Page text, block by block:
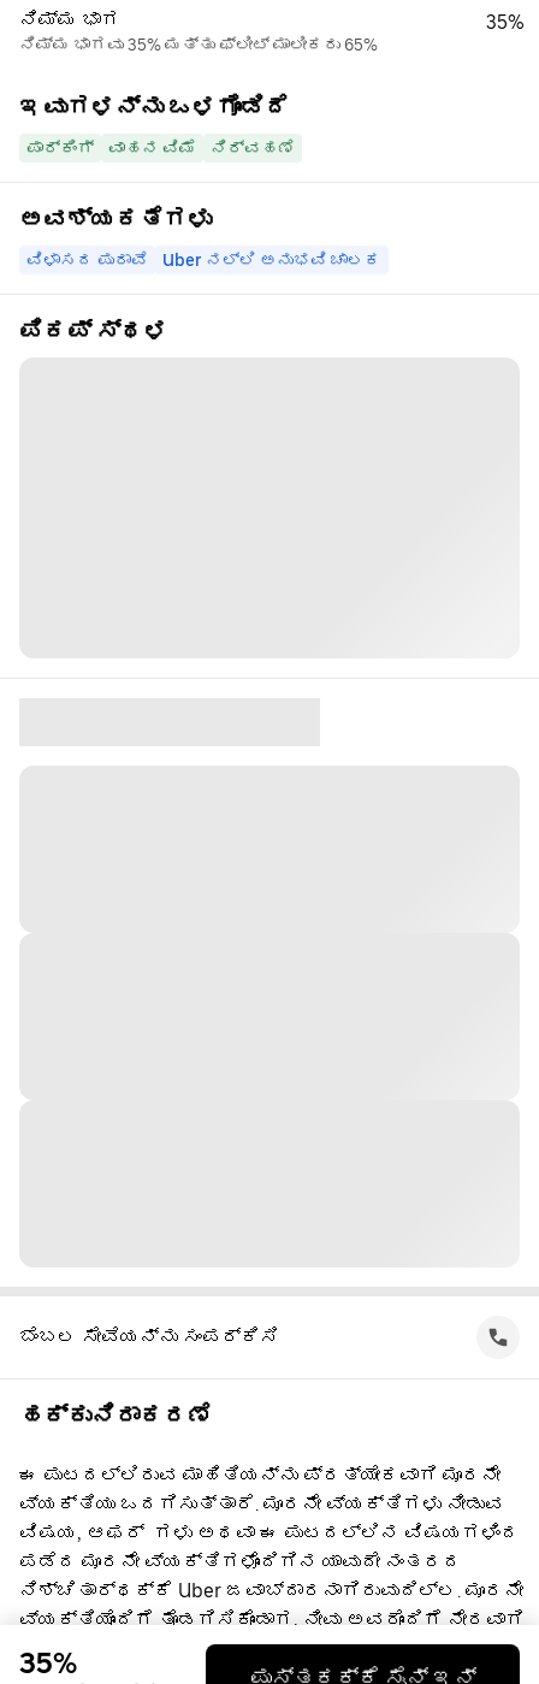
ನಿಮ್ಮ ಭಾಗ
ನಿಮ್ಮ ಭಾಗವು 35% ಮತ್ತು ಫ್ಲೀಟ್ ಮಾಲೀಕರು 65%
35%
ಇವುಗಳನ್ನು ಒಳಗೊಂಡಿದೆ
ಪಾರ್ಕಿಂಗ್ ವಾಹನ ವಿಮೆ ನಿರ್ವಹಣೆ
ಅವಶ್ಯಕತೆಗಳು
ವಿಳಾಸದ ಪುರಾವೆ Uber ನಲ್ಲಿ ಅನುಭವಿ ಚಾಲಕ
ಪಿಕಪ್ ಸ್ಥಳ
ಬೆಂಬಲ ಸೇವೆಯನ್ನು ಸಂಪರ್ಕಿಸಿ
ಹಕ್ಕುನಿರಾಕರಣೆ
ಈ ಪುಟದಲ್ಲಿರುವ ಮಾಹಿತಿಯನ್ನು ಪ್ರತ್ಯೇಕವಾಗಿ ಮೂರನೇ
ವ್ಯಕ್ತಿಯು ಒದಗಿಸುತ್ತಾರೆ. ಮೂರನೇ ವ್ಯಕ್ತಿಗಳು ನೀಡುವ
ವಿಷಯ, ಆಫರ್ ‌ ಗಳು ಅಥವಾ ಈ ಪುಟದಲ್ಲಿನ ವಿಷಯಗಳಿಂದ
ಪಡೆದ ಮೂರನೇ ವ್ಯಕ್ತಿಗಳೊಂದಿಗಿನ ಯಾವುದೇ ನಂತರದ
ನಿಶ್ಚಿತಾರ್ಥಕ್ಕೆ Uber ಜವಾಬ್ದಾರನಾಗಿರುವುದಿಲ್ಲ. ಮೂರನೇ
ವ್ಯಕ್ತಿಯೊಂದಿಗೆ ತೊಡಗಿಸಿಕೊಂಡಾಗ, ನೀವು ಅವರೊಂದಿಗೆ ನೇರವಾಗಿ
ಒಪ್ಪಂದ ಮಾಡಿಕೊಳ್ಳುತ್ತೀರಿ, ಅದಕ್ಕೆ Uber ಸಹಭಾಗಿ ಅಲ್ಲ.
ಪ್ರಶ್ನೆಗಳಿಗೆ, ದಯವಿಟ್ಟು ನೇರವಾಗಿ ಮೂರನೇ
35% ಪುಸ್ತಕಕ್ಕೆ ಸೈನ್ ಇನ್